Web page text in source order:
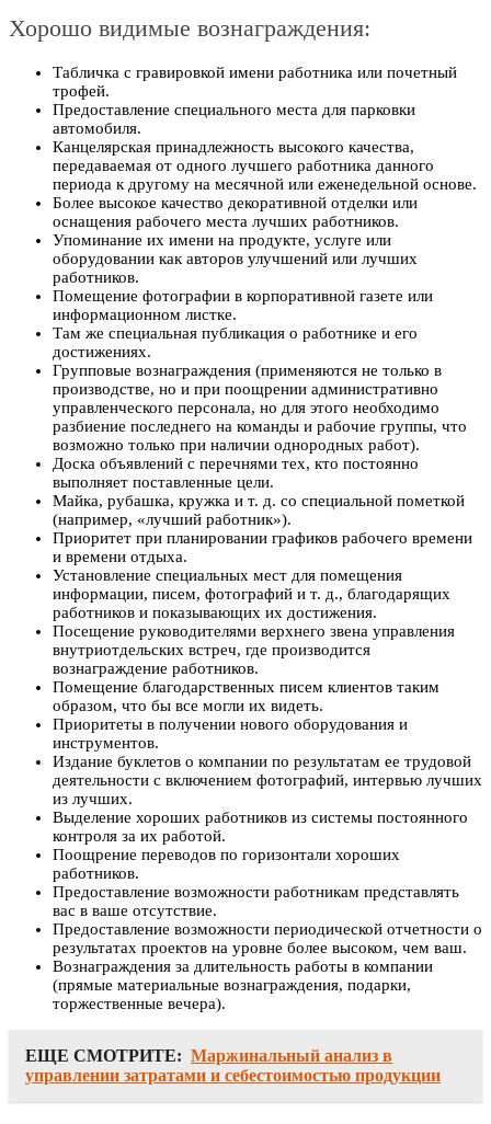
Хорошо видимые вознаграждения:
Табличка с гравировкой имени работника или почетный
трофей.
Предоставление специального места для парковки
автомобиля.
Канцелярская принадлежность высокого качества,
передаваемая от одного лучшего работника данного
периода к другому на месячной или еженедельной основе.
Более высокое качество декоративной отделки или
оснащения рабочего места лучших работников.
Упоминание их имени на продукте, услуге или
оборудовании как авторов улучшений или лучших
работников.
Помещение фотографии в корпоративной газете или
информационном листке.
Там же специальная публикация о работнике и его
достижениях.
Групповые вознаграждения (применяются не только в
производстве, но и при поощрении административно
управленческого персонала, но для этого необходимо
разбиение последнего на команды и рабочие группы, что
возможно только при наличии однородных работ).
Доска объявлений с перечнями тех, кто постоянно
выполняет поставленные цели.
Майка, рубашка, кружка и т. д. со специальной пометкой
(например, «лучший работник»).
Приоритет при планировании графиков рабочего времени
и времени отдыха.
Установление специальных мест для помещения
информации, писем, фотографий и т. д., благодарящих
работников и показывающих их достижения.
Посещение руководителями верхнего звена управления
внутриотдельских встреч, где производится
вознаграждение работников.
Помещение благодарственных писем клиентов таким
образом, что бы все могли их видеть.
Приоритеты в получении нового оборудования и
инструментов.
Издание буклетов о компании по результатам ее трудовой
деятельности с включением фотографий, интервью лучших
из лучших.
Выделение хороших работников из системы постоянного
контроля за их работой.
Поощрение переводов по горизонтали хороших
работников.
Предоставление возможности работникам представлять
вас в ваше отсутствие.
Предоставление возможности периодической отчетности о
результатах проектов на уровне более высоком, чем ваш.
Вознаграждения за длительность работы в компании
(прямые материальные вознаграждения, подарки,
торжественные вечера).
ЕЩЕ СМОТРИТЕ: Маржинальный анализ в
управлении затратами и себестоимостью продукции